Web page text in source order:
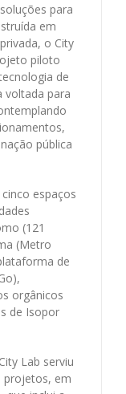
para
em
o City
piloto
de
voltada para
pública
espaços
(121
(Metro
de
orgânicos
de Isopor
Lab serviu
projetos, em